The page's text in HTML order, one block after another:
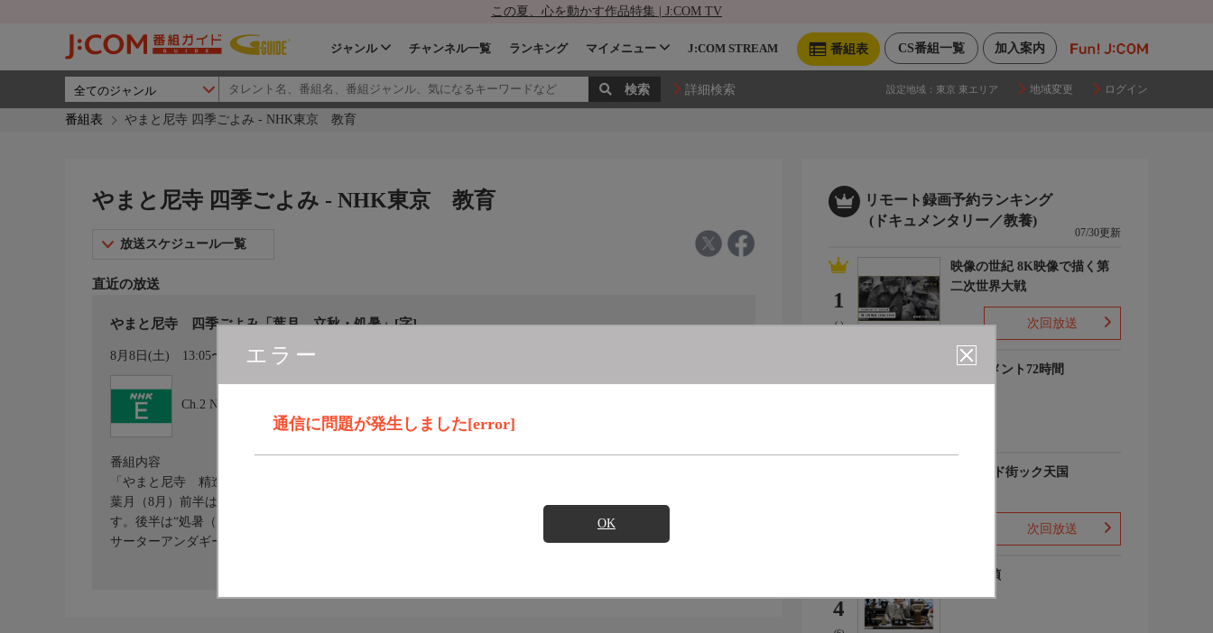
この夏、心を動かす作品特集 | J:COM TV
加入案内
CS番組一覧
番組表
ジャンル チャンネル一覧 ランキング マイメニュー J:COM STREAM
詳細検索 設定地域： 東京 東エリア 地域変更 ログイン
番組表 やまと尼寺 四季ごよみ - NHK東京 教育
エラー
通信に問題が発生しました[error]
OK
やまと尼寺 四季ごよみ - NHK東京 教育
放送スケジュール一覧
直近の放送
やまと尼寺 四季ごよみ「葉月 立秋・処暑」[字]
8月8日(土) 13:05〜13:15 カレンダー登録
Ch.2 NHK東京 教育
番組内容
「やまと尼寺 精進日記」の音羽山観音寺の暮らしの知恵と料理を、季節の暦・二十四節気ごとに紹介する。
葉月（8月）前半は“立秋（りっしゅう）”。ハスの花が美しいころ、冬瓜をまるごと料理して夏の疲れをいや
す。後半は“処暑（しょしょ）”。里の子どもたちを迎えて、にぎやかに地蔵盆。手作りのヤマモモジュースと
サーターアンダギーでおもてなし。
リモート録画予約ランキング
(ドキュメンタリー／教養)
07/30更新
1
(-)
映像の世紀 8K映像で描く第
二次世界大戦
次回放送
ドキュメント72時間
出没!アド街ック天国
次回放送
4
歴史探偵